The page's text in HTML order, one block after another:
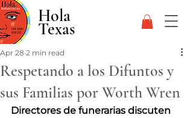
Hola
Texas
Respetando a los Difuntos y
sus Familias por Worth Wren
Apr 28 2 min read
Directores de funerarias discuten